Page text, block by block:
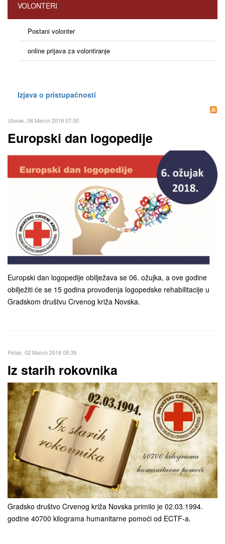
VOLONTERI
Postani volonter
online prijava za volontiranje
Izjava o pristupačnosti
Utorak, 06 March 2018 07:30
Europski dan logopedije
Europski dan logopedije obilježava se 06. ožujka, a ove godine
obilježiti će se 15 godina provođenja logopedske rehabilitacije u
Gradskom društvu Crvenog križa Novska.
Petak, 02 March 2018 08:39
Iz starih rokovnika
Gradsko društvo Crvenog križa Novska primilo je 02.03.1994.
godine 40700 kilograma humanitarne pomoći od ECTF-a.